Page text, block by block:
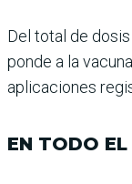
Del total de
ponde a la
apli­caciones
EN TODO EL